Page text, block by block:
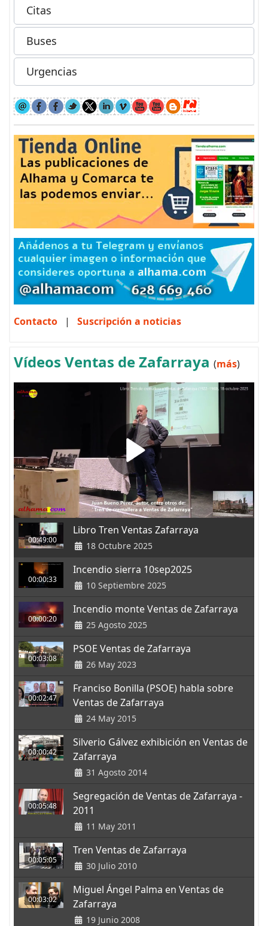
Citas
Buses
Urgencias
Contacto | Suscripción a noticias
Vídeos Ventas de Zafarraya (más)
00:49:00
Libro Tren Ventas Zafarraya
18 Octubre 2025
00:00:33
Incendio sierra 10sep2025
10 Septiembre 2025
00:00:20
Incendio monte Ventas de Zafarraya
25 Agosto 2025
00:03:08
PSOE Ventas de Zafarraya
26 May 2023
00:02:47
Franciso Bonilla (PSOE) habla sobre
Ventas de Zafarraya
24 May 2015
00:00:42
Silverio Gálvez exhibición en Ventas de
Zafarraya
31 Agosto 2014
00:05:48
Segregación de Ventas de Zafarraya -
2011
11 May 2011
00:05:05
Tren Ventas de Zafarraya
30 Julio 2010
00:03:02
Miguel Ángel Palma en Ventas de
Zafarraya
19 Junio 2008